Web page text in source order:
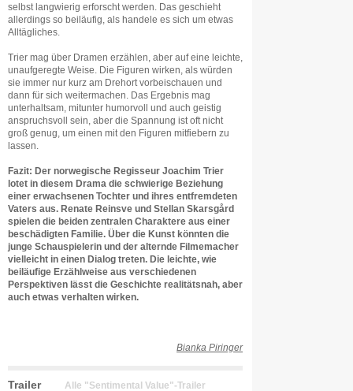
selbst langwierig erforscht werden. Das geschieht
allerdings so beiläufig, als handele es sich um etwas
Alltägliches.
Trier mag über Dramen erzählen, aber auf eine leichte,
unaufgeregte Weise. Die Figuren wirken, als würden
sie immer nur kurz am Drehort vorbeischauen und
dann für sich weitermachen. Das Ergebnis mag
unterhaltsam, mitunter humorvoll und auch geistig
anspruchsvoll sein, aber die Spannung ist oft nicht
groß genug, um einen mit den Figuren mitfiebern zu
lassen.
Fazit: Der norwegische Regisseur Joachim Trier
lotet in diesem Drama die schwierige Beziehung
einer erwachsenen Tochter und ihres entfremdeten
Vaters aus. Renate Reinsve und Stellan Skarsgård
spielen die beiden zentralen Charaktere aus einer
beschädigten Familie. Über die Kunst könnten die
junge Schauspielerin und der alternde Filmemacher
vielleicht in einen Dialog treten. Die leichte, wie
beiläufige Erzählweise aus verschiedenen
Perspektiven lässt die Geschichte realitätsnah, aber
auch etwas verhalten wirken.
Bianka Piringer
Trailer
Alle "Sentimental Value"-Trailer